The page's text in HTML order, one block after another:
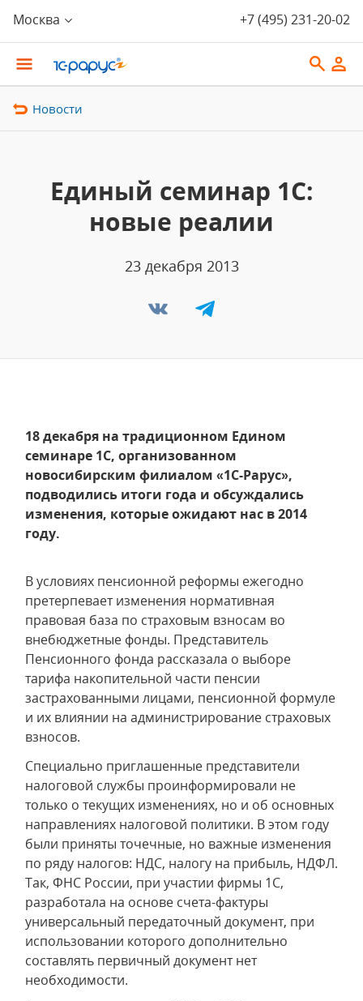
Москва +7 (495) 231-20-02
Новости
Единый семинар 1С:
новые реалии
23 декабря 2013
18 декабря на традиционном Едином
семинаре 1С, организованном
новосибирским филиалом «1С-Рарус»,
подводились итоги года и обсуждались
изменения, которые ожидают нас в 2014
году.
В условиях пенсионной реформы ежегодно
претерпевает изменения нормативная
правовая база по страховым взносам во
внебюджетные фонды. Представитель
Пенсионного фонда рассказала о выборе
тарифа накопительной части пенсии
застрахованными лицами, пенсионной формуле
и их влиянии на администрирование страховых
взносов.
Специально приглашенные представители
налоговой службы проинформировали не
только о текущих изменениях, но и об основных
направлениях налоговой политики. В этом году
были приняты точечные, но важные изменения
по ряду налогов: НДС, налогу на прибыль, НДФЛ.
Так, ФНС России, при участии фирмы 1С,
разработала на основе счета-фактуры
универсальный передаточный документ, при
использовании которого дополнительно
составлять первичный документ нет
необходимости.